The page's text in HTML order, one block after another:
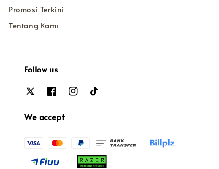
Promosi Terkini
Tentang Kami
Follow us
We accept